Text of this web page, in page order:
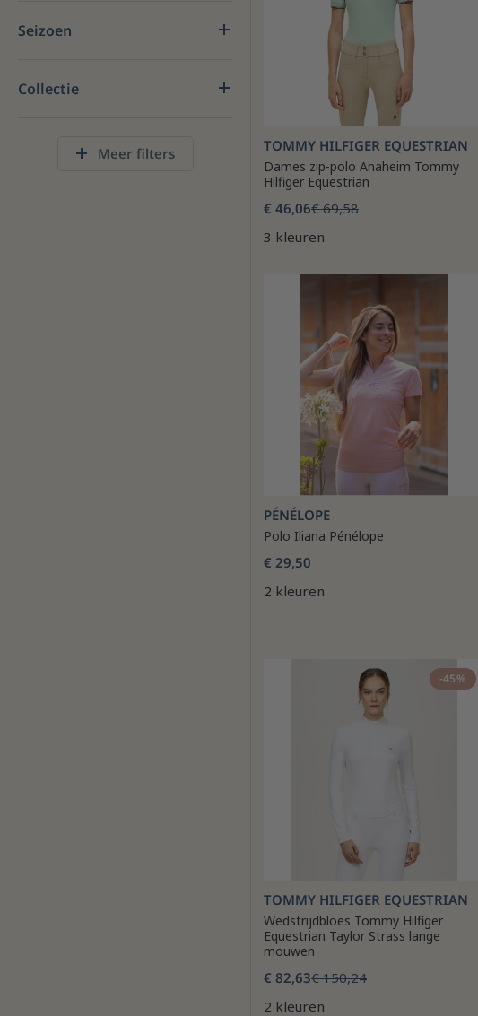
Seizoen
Collectie
Meer filters TOMMY HILFIGER EQUESTRIAN
Dames zip-polo Anaheim Tommy
Hilfiger Equestrian
€ 46,06€ 69,58
3 kleuren
PÉNÉLOPE
Polo Iliana Pénélope
€ 29,50
2 kleuren
-45%
TOMMY HILFIGER EQUESTRIAN
Wedstrijdbloes Tommy Hilfiger
Equestrian Taylor Strass lange
mouwen
€ 82,63€ 150,24
2 kleuren